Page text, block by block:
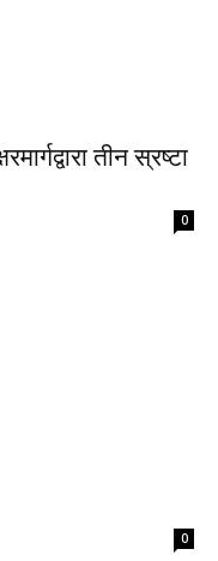
तीन स्रष्टा
0
0